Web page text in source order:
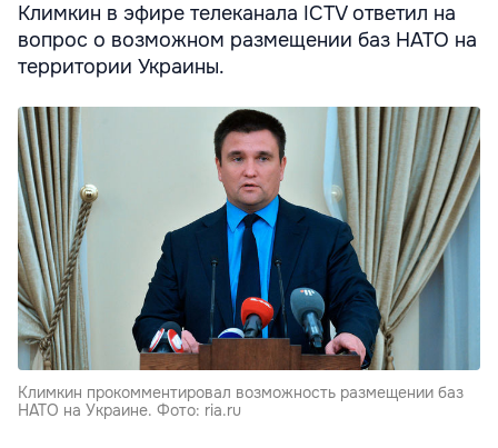
Климкин в эфире телеканала ICTV ответил на
вопрос о возможном размещении баз НАТО на
территории Украины.
Климкин прокомментировал возможность размещении баз
НАТО на Украине. Фото: ria.ru